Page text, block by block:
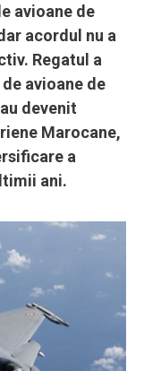
avioane de
acordul nu a
Regatul a
avioane de
devenit
Marocane,
a
ani.